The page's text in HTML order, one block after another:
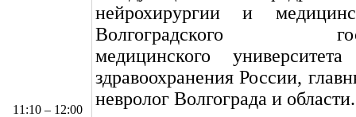
11:10 – 12:00
нейрохирургии и
Волгоградского
медицинского
здравоохранения России,
невролог Волгограда и области.